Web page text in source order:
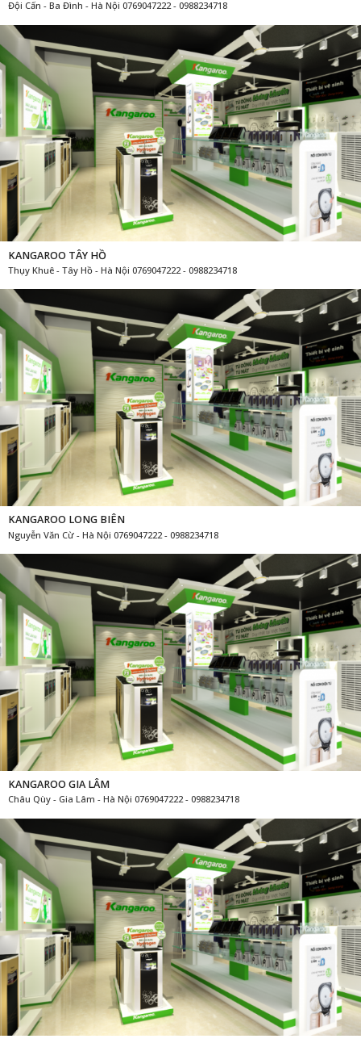
Đội Cấn - Ba Đình - Hà Nội 0769047222 - 0988234718
KANGAROO TÂY HỒ
Thụy Khuê - Tây Hồ - Hà Nội 0769047222 - 0988234718
KANGAROO LONG BIÊN
Nguyễn Văn Cừ - Hà Nội 0769047222 - 0988234718
KANGAROO GIA LÂM
Châu Qùy - Gia Lâm - Hà Nội 0769047222 - 0988234718